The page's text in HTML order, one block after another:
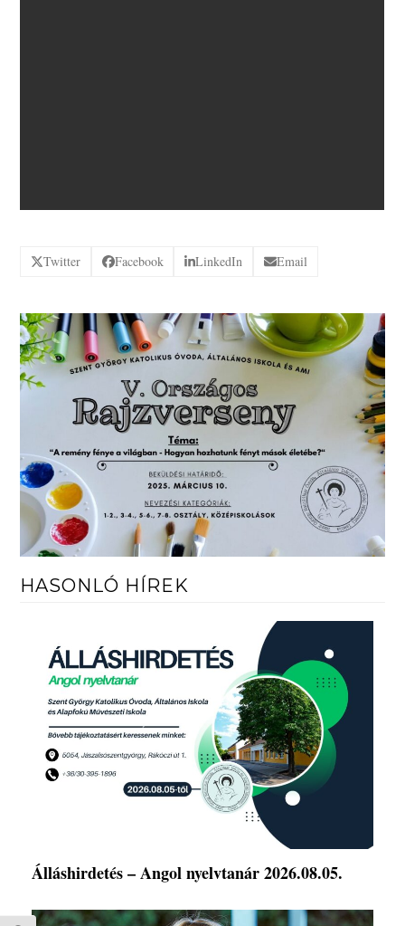
Twitter Facebook LinkedIn Email
HASONLÓ HÍREK
Álláshirdetés – Angol nyelvtanár 2026.08.05.